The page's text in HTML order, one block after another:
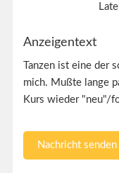
Anzeigentext
Tanzen ist eine der
mich. Mußte lange
Kurs wieder "neu"/
Nachricht senden